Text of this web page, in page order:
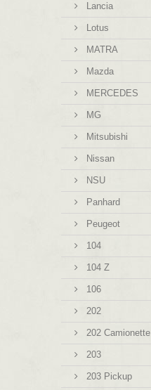
Lancia
Lotus
MATRA
Mazda
MERCEDES
MG
Mitsubishi
Nissan
NSU
Panhard
Peugeot
104
104 Z
106
202
202 Camionette
203
203 Pickup